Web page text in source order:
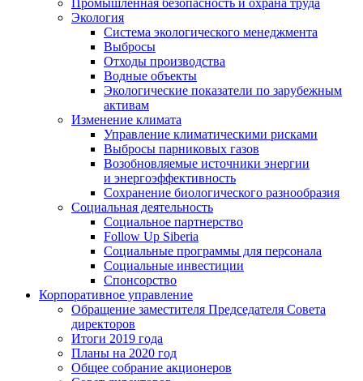
Промышленная безопасность и охрана труда
Экология
Система экологического менеджмента
Выбросы
Отходы производства
Водные объекты
Экологические показатели по зарубежным
активам
Изменение климата
Управление климатическими рисками
Выбросы парниковых газов
Возобновляемые источники энергии
и энергоэффективность
Сохранение биологического разнообразия
Социальная деятельность
Социальное партнерство
Follow Up Siberia
Социальные программы для персонала
Социальные инвестиции
Спонсорство
Корпоративное управление
Обращение заместителя Председателя Совета
директоров
Итоги 2019 года
Планы на 2020 год
Общее собрание акционеров